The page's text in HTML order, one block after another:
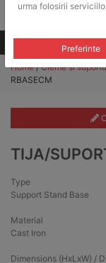
Toate
Home/Cleme si
RBASECM
TIJA/
Type
Support Stand Base
Material
Cast Iron
Dimensions (HxLxW) /
urma folosirii
Preferinte